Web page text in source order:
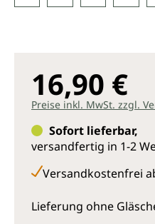
16,90 €
Preise inkl. MwSt. zzgl.
Sofort lieferbar,
versandfertig in 1-2
Versandkostenfrei
Lieferung ohne